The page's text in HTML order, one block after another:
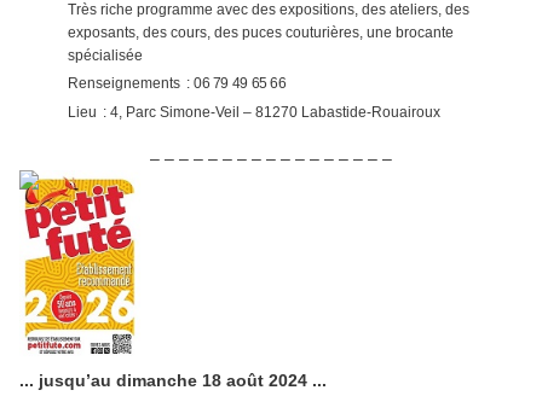
Très riche programme avec des expositions, des ateliers, des
exposants, des cours, des puces couturières, une brocante
spécialisée
Renseignements : 06 79 49 65 66
Lieu : 4, Parc Simone-Veil – 81270 Labastide-Rouairoux
– – – – – – – – – – – – – – – – –
... jusqu’au dimanche 18 août 2024 ...